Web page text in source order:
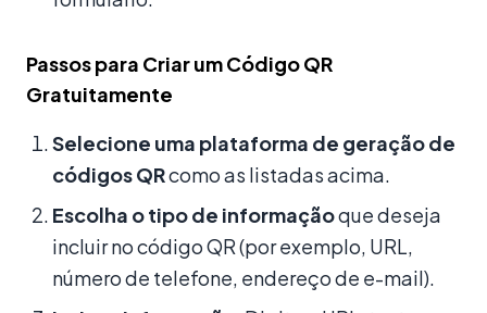
Passos para Criar um Código QR
Gratuitamente
Selecione uma plataforma de geração de
códigos QRcomo as listadas acima.
Escolha o tipo de informaçãoque deseja
incluir no código QR (por exemplo, URL,
número de telefone, endereço de e-mail).